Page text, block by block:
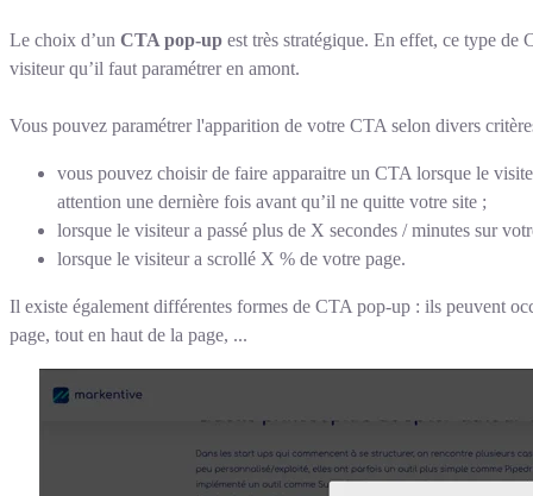
Le choix d’un CTA pop-up est très stratégique. En effet, ce type
visiteur qu’il faut paramétrer en amont.
Vous pouvez paramétrer l'apparition de votre CTA selon divers
vous pouvez choisir de faire apparaitre un CTA lorsque le
attention une dernière fois avant qu’il ne quitte votre site ;
lorsque le visiteur a passé plus de X secondes / minutes sur
lorsque le visiteur a scrollé X % de votre page.
Il existe également différentes formes de CTA pop-up : ils peuvent
page, tout en haut de la page, ...